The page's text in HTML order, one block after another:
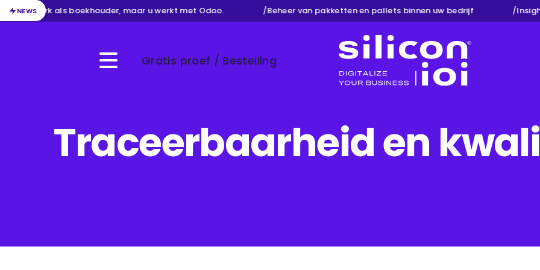
NEWS
uw werk als boekhouder, maar u werkt met Odoo. Beheer van pakketten en pallets binnen uw bedrijf
Menu Gratis proef / Bestelling
Traceerbaarheid en